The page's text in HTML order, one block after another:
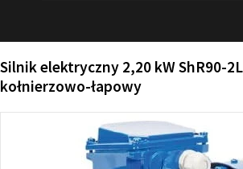
Silnik elektryczny 2,20 kW ShR90-
kołnierzowo-łapowy